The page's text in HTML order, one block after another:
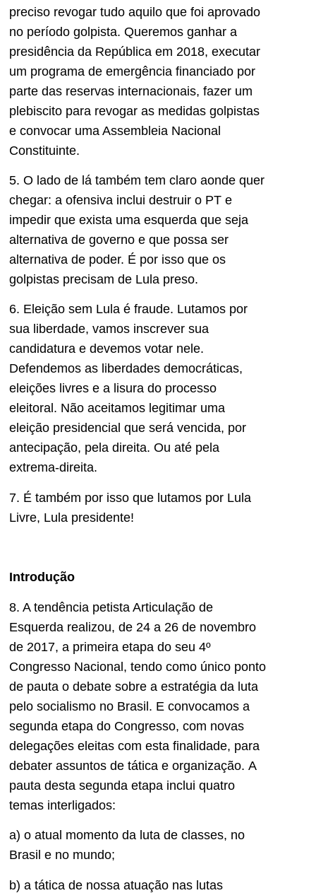
preciso revogar tudo aquilo que foi aprovado
no período golpista. Queremos ganhar a
presidência da República em 2018, executar
um programa de emergência financiado por
parte das reservas internacionais, fazer um
plebiscito para revogar as medidas golpistas
e convocar uma Assembleia Nacional
Constituinte.
5. O lado de lá também tem claro aonde quer
chegar: a ofensiva inclui destruir o PT e
impedir que exista uma esquerda que seja
alternativa de governo e que possa ser
alternativa de poder. É por isso que os
golpistas precisam de Lula preso.
6. Eleição sem Lula é fraude. Lutamos por
sua liberdade, vamos inscrever sua
candidatura e devemos votar nele.
Defendemos as liberdades democráticas,
eleições livres e a lisura do processo
eleitoral. Não aceitamos legitimar uma
eleição presidencial que será vencida, por
antecipação, pela direita. Ou até pela
extrema-direita.
7. É também por isso que lutamos por Lula
Livre, Lula presidente!
Introdução
8. A tendência petista Articulação de
Esquerda realizou, de 24 a 26 de novembro
de 2017, a primeira etapa do seu 4º
Congresso Nacional, tendo como único ponto
de pauta o debate sobre a estratégia da luta
pelo socialismo no Brasil. E convocamos a
segunda etapa do Congresso, com novas
delegações eleitas com esta finalidade, para
debater assuntos de tática e organização. A
pauta desta segunda etapa inclui quatro
temas interligados:
a) o atual momento da luta de classes, no
Brasil e no mundo;
b) a tática de nossa atuação nas lutas